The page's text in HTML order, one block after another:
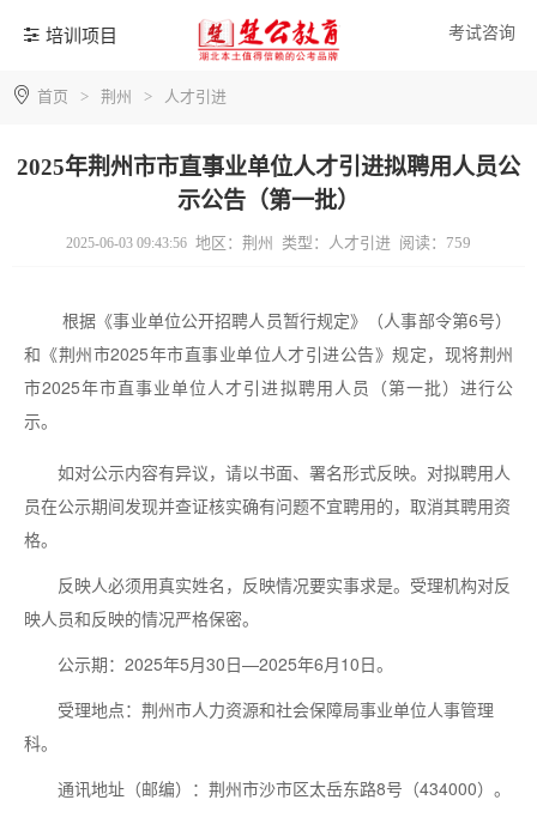
培训项目 考试咨询
首页 > 荆州 > 人才引进
2025年荆州市市直事业单位人才引进拟聘用人员公
示公告（第一批）
2025-06-03 09:43:56 地区：荆州 类型：人才引进 阅读：759
根据《事业单位公开招聘人员暂行规定》（人事部令第6号）
和《荆州市2025年市直事业单位人才引进公告》规定，现将荆州
市2025年市直事业单位人才引进拟聘用人员（第一批）进行公
示。
如对公示内容有异议，请以书面、署名形式反映。对拟聘用人
员在公示期间发现并查证核实确有问题不宜聘用的，取消其聘用资
格。
反映人必须用真实姓名，反映情况要实事求是。受理机构对反
映人员和反映的情况严格保密。
公示期：2025年5月30日—2025年6月10日。
受理地点：荆州市人力资源和社会保障局事业单位人事管理
科。
通讯地址（邮编）：荆州市沙市区太岳东路8号（434000）。